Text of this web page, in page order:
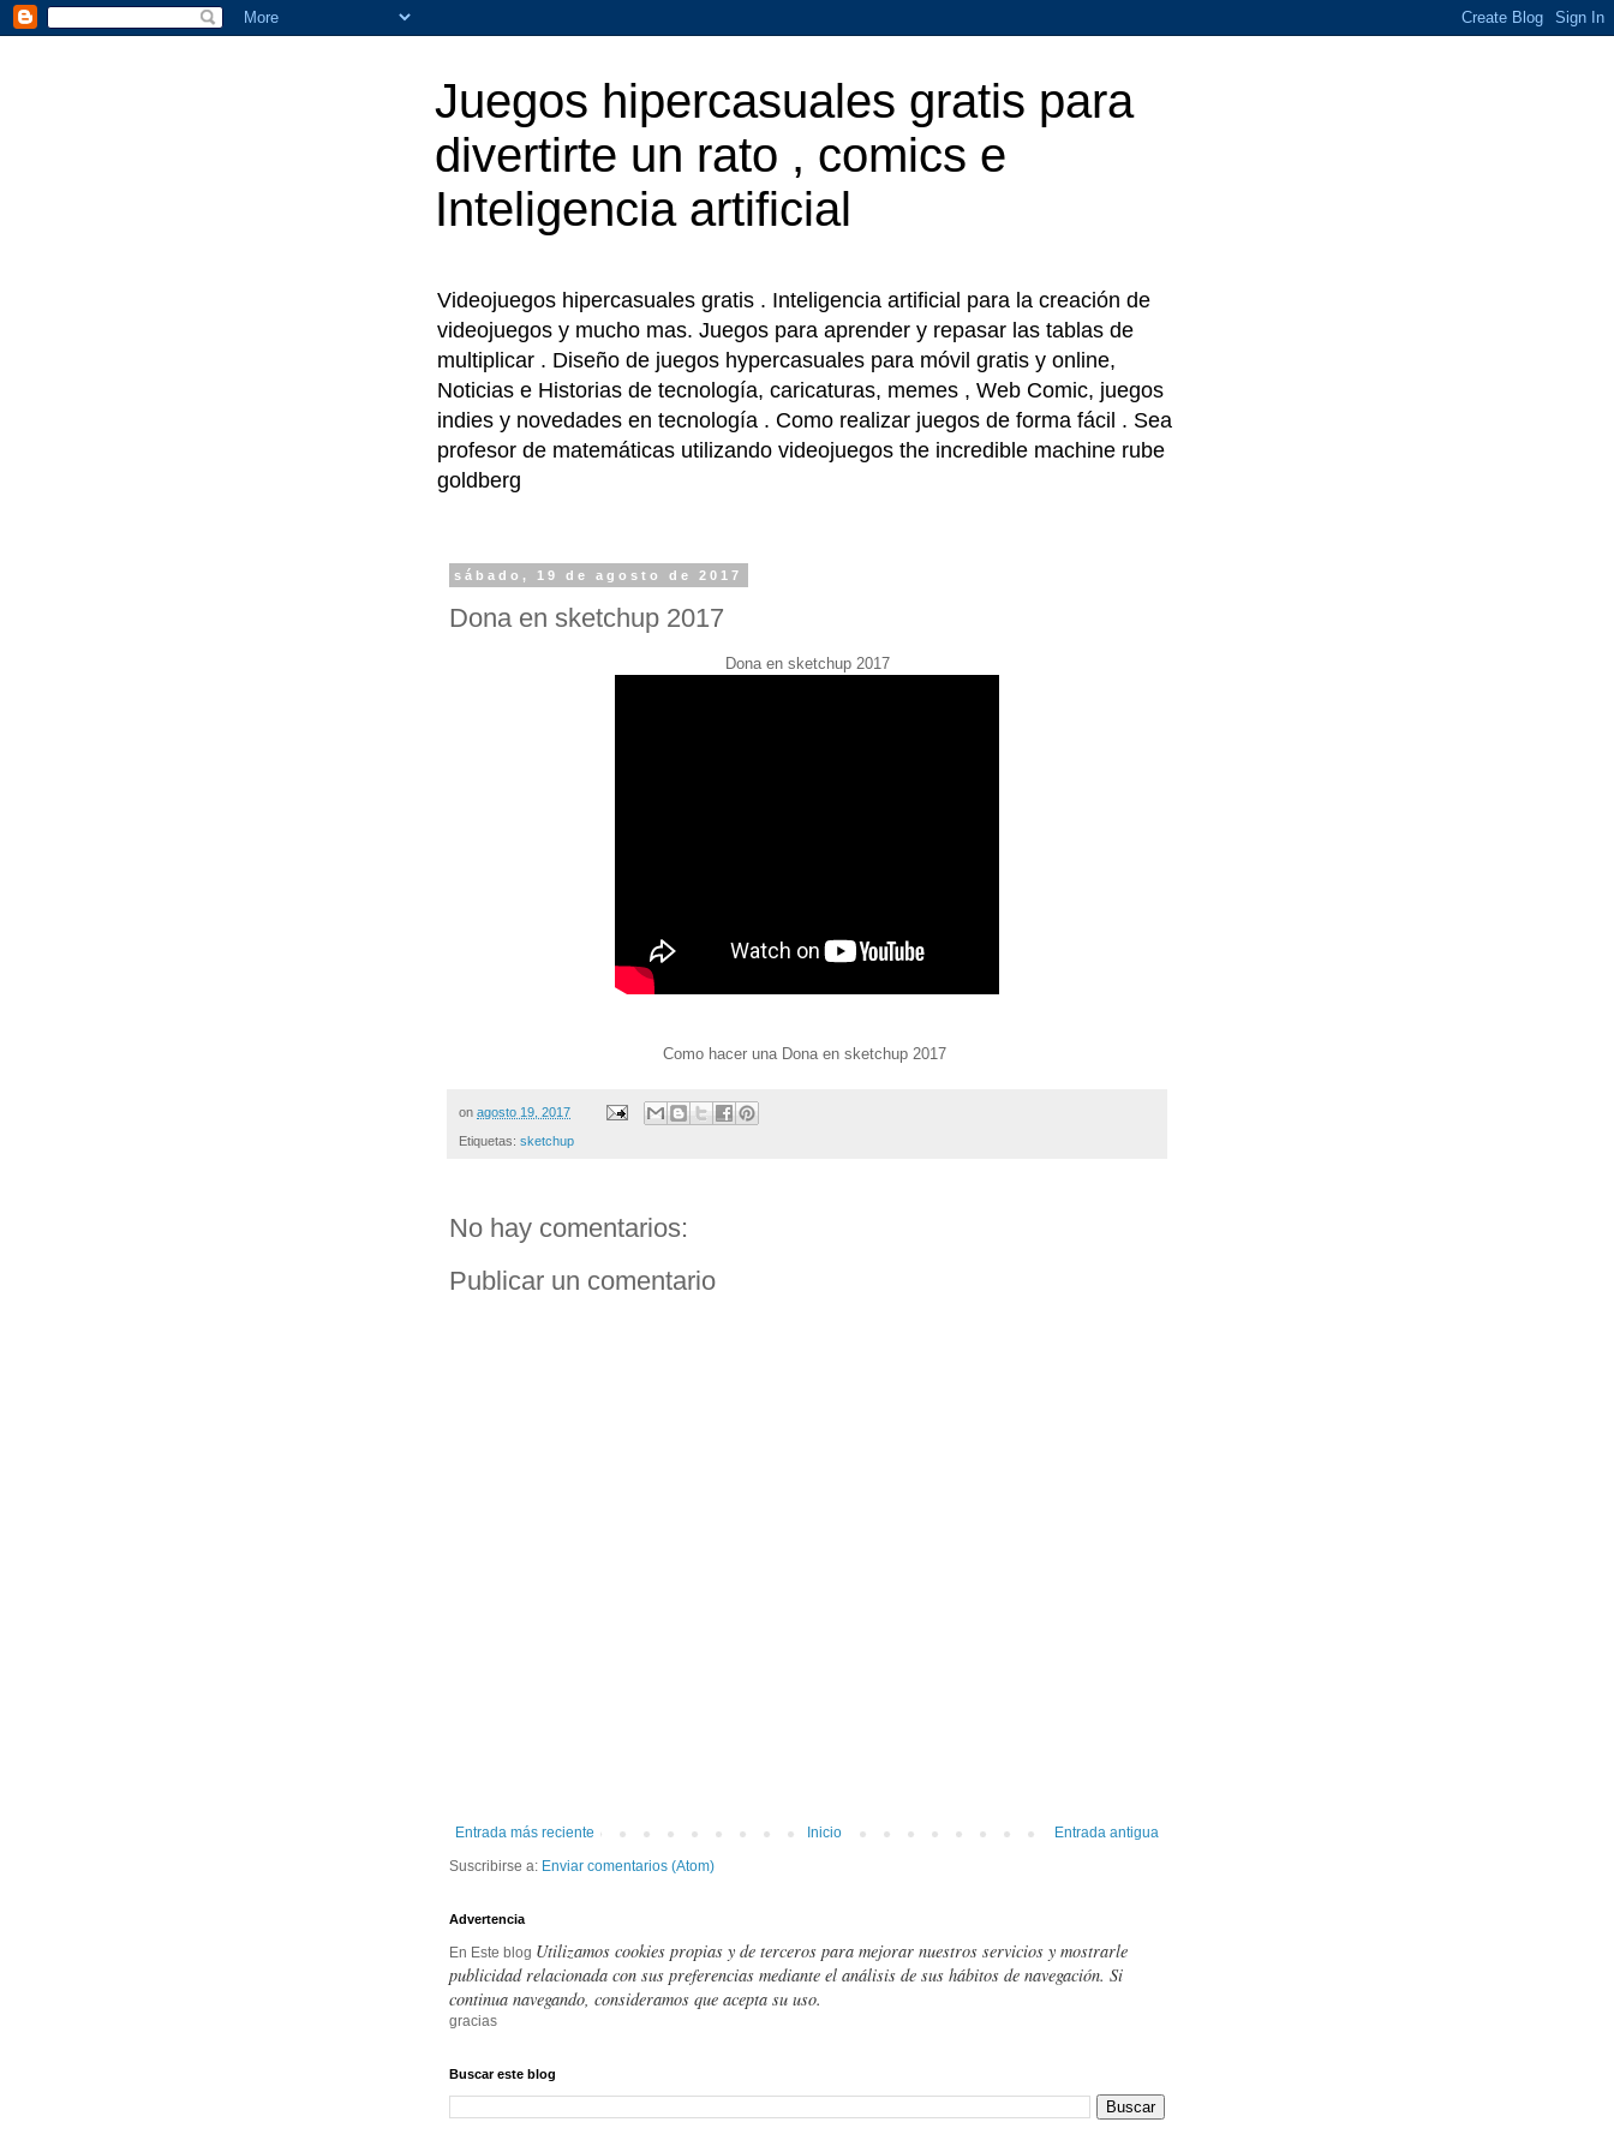
Juegos hipercasuales gratis para
divertirte un rato , comics e
Inteligencia artificial
Videojuegos hipercasuales gratis . Inteligencia artificial para la creación de
videojuegos y mucho mas. Juegos para aprender y repasar las tablas de
multiplicar . Diseño de juegos hypercasuales para móvil gratis y online,
Noticias e Historias de tecnología, caricaturas, memes , Web Comic, juegos
indies y novedades en tecnología . Como realizar juegos de forma fácil . Sea
profesor de matemáticas utilizando videojuegos the incredible machine rube
goldberg
sábado, 19 de agosto de 2017
Dona en sketchup 2017
Dona en sketchup 2017
Como hacer una Dona en sketchup 2017
on agosto 19, 2017
Etiquetas: sketchup
No hay comentarios:
Publicar un comentario
Entrada más reciente Entrada antigua
Inicio
Suscribirse a: Enviar comentarios (Atom)
Advertencia
En Este blog Utilizamos cookies propias y de terceros para mejorar nuestros servicios y mostrarle
publicidad relacionada con sus preferencias mediante el análisis de sus hábitos de navegación. Si
continua navegando, consideramos que acepta su uso.
gracias
Buscar este blog